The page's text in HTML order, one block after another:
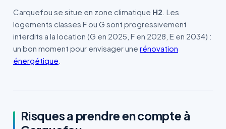
Carquefou se situe en zone climatique H2 . Les
logements classes F ou G sont progressivement
interdits a la location (G en 2025, F en 2028, E en 2034) :
un bon moment pour envisager une rénovation
énergétique
Risques a prendre en compte à